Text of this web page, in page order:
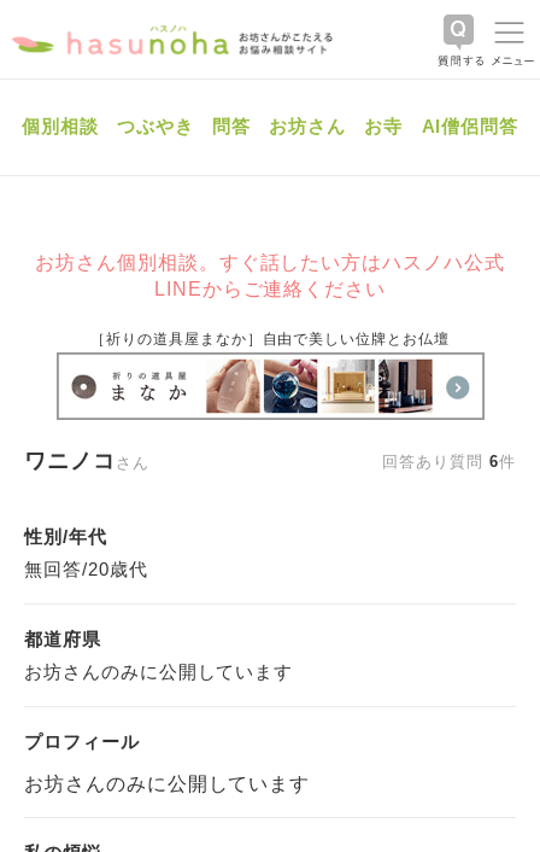
個別相談 つぶやき 問答 お坊さん お寺 AI僧侶問答
お坊さん個別相談。すぐ話したい方はハスノハ公式
LINEからご連絡ください
［祈りの道具屋まなか］自由で美しい位牌とお仏壇
ワニノコ さん 回答あり質問6件
性別/年代
無回答/20歳代
都道府県
お坊さんのみに公開しています
プロフィール
お坊さんのみに公開しています